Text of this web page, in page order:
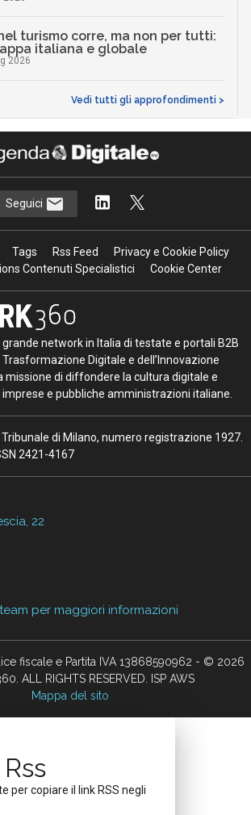
nel turismo corre, ma non per tutti:
italiana e globale
2026
Vedi tutti gli approfondimenti >
Seguici
Tags Rss Feed
Privacy e Cookie Policy
Contenuti Specialistici
Cookie Center
grande network in Italia di testate e portali B2B
Digitale e dell’Innovazione
missione di diffondere la cultura digitale e
e pubbliche amministrazioni italiane.
di Milano, numero registrazione 1927.
2421-4167
22
per maggiori informazioni
fiscale e Partita IVA 13868590962 - © 2026
ALL RIGHTS RESERVED. ISP AWS
Mappa del sito
per copiare il link RSS negli